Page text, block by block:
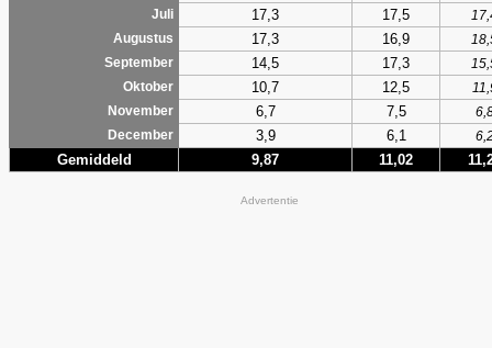
Juli
17,3 17,5
Augustus
17,3 16,9
September
14,5 17,3
Oktober
10,7 12,5
November
6,7 7,5
December
3,9 6,1
Gemiddeld 9,87 11,02
Advertentie